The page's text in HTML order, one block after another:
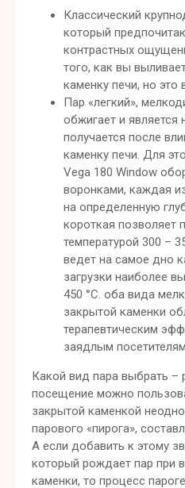
Классический
который
контрастных
того, как вы
каменку печи, но это
Пар «легкий»,
обжигает и является
получается после
каменку печи. Для
Vega 180 Window
воронками, каждая
на определенную
короткая позволяет
температурой 300 –
ведет на самое дно
загрузки наиболее
450 °C. оба вида
закрытой каменки
терапевтическим
заядлым
Какой вид пара выбрать –
посещение можно
закрытой каменкой
парового «пирога»,
А если добавить к этому
который рождает пар при
каменки, то процесс